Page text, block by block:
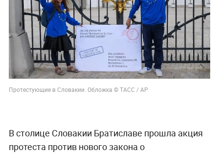
Протестующие в Словакии. Обложка © ТАСС / AP
В столице Словакии Братиславе прошла акция
протеста против нового закона о